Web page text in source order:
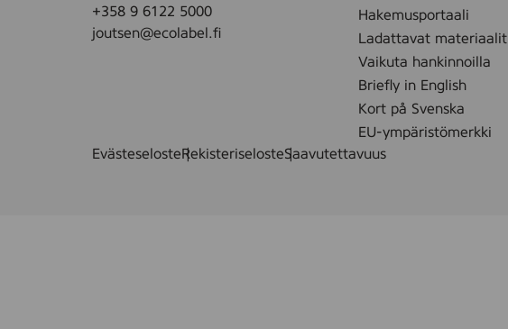
+358 9 6122 5000
joutsen@ecolabel.fi
Hakemusportaali
Ladattavat materiaalit
Vaikuta hankinnoilla
Briefly in English
Kort på Svenska
EU-ympäristömerkki
EvästeselosteRekisteriselosteSaavutettavuus